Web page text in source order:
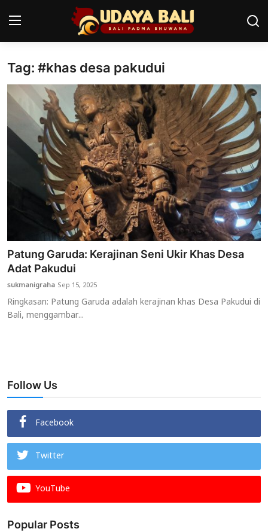
Home
Pura
Desa Adat
Tradisi
Kearifan lokal
Alam Bali
Kisah
Usadha
Indonesia
Tag: #khas desa pakudui
Patung Garuda: Kerajinan Seni Ukir Khas Desa
Adat Pakudui
sukmanigraha Sep 15, 2025
Ringkasan: Patung Garuda adalah kerajinan khas Desa Pakudui di
Bali, menggambar...
Follow Us
Facebook
Twitter
YouTube
Popular Posts